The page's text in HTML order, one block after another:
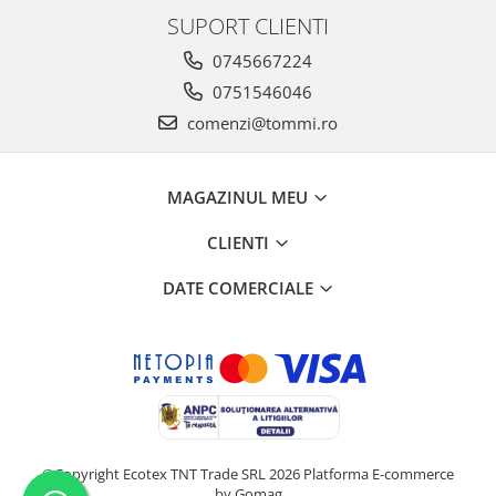
SUPORT CLIENTI
0745667224
0751546046
comenzi@tommi.ro
MAGAZINUL MEU
CLIENTI
DATE COMERCIALE
©Copyright Ecotex TNT Trade SRL 2026 Platforma E-commerce